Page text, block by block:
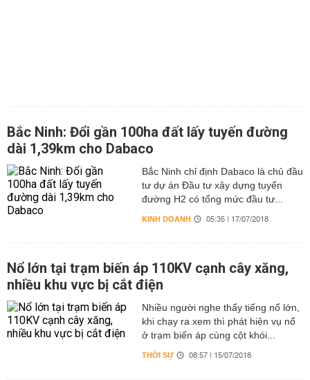
Bắc Ninh: Đổi gần 100ha đất lấy tuyến đường
dài 1,39km cho Dabaco
Bắc Ninh chỉ định Dabaco là chủ đầu
tư dự án Đầu tư xây dựng tuyến
đường H2 có tổng mức đầu tư...
KINH DOANH 05:35 | 17/07/2018
Nổ lớn tại trạm biến áp 110KV cạnh cây xăng,
nhiều khu vực bị cắt điện
Nhiều người nghe thấy tiếng nổ lớn,
khi chạy ra xem thì phát hiện vụ nổ
ở trạm biến áp cùng cột khói...
THỜI SỰ 08:57 | 15/07/2018